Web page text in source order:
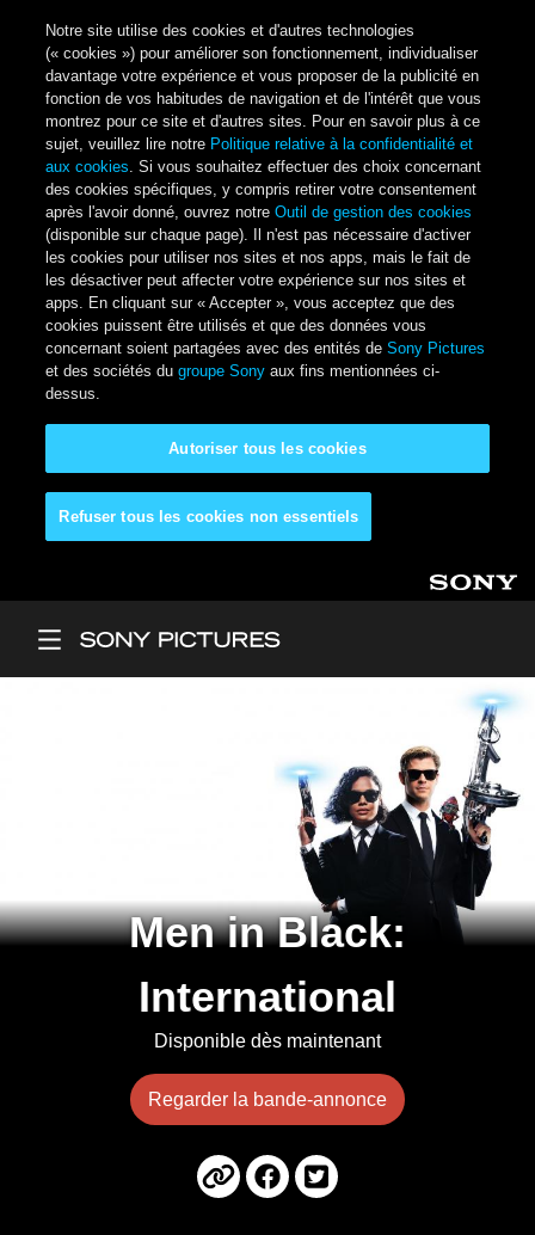
Notre site utilise des cookies et d'autres technologies
(« cookies ») pour améliorer son fonctionnement, individualiser
davantage votre expérience et vous proposer de la publicité en
fonction de vos habitudes de navigation et de l'intérêt que vous
montrez pour ce site et d'autres sites. Pour en savoir plus à ce
sujet, veuillez lire notre Politique relative à la confidentialité et
aux cookies. Si vous souhaitez effectuer des choix concernant
des cookies spécifiques, y compris retirer votre consentement
après l'avoir donné, ouvrez notreOutil de gestion des cookies
(disponible sur chaque page). Il n'est pas nécessaire d'activer
les cookies pour utiliser nos sites et nos apps, mais le fait de
les désactiver peut affecter votre expérience sur nos sites et
apps. En cliquant sur « Accepter », vous acceptez que des
cookies puissent être utilisés et que des données vous
concernant soient partagées avec des entités deSony Pictures
et des sociétés dugroupe Sony aux fins mentionnées ci-
dessus.
Refuser tous les cookies non essentiels
Autoriser tous les cookies
Men in Black:
International
Disponible dès maintenant
Regarder la bande-annonce